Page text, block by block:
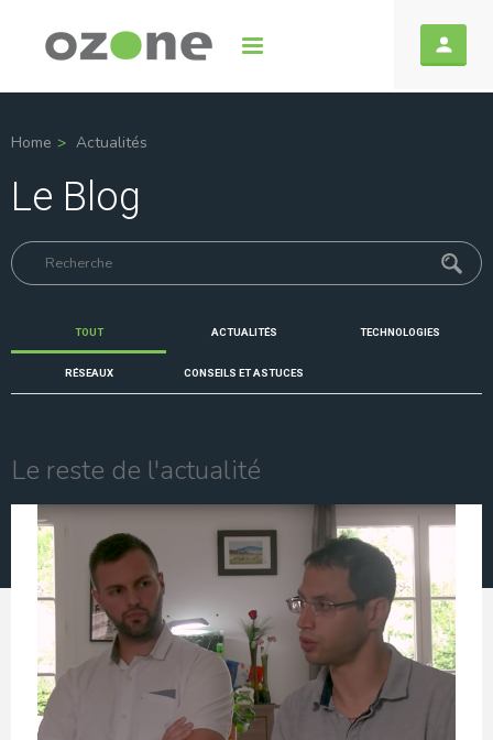
Home Actualités
Le Blog
TOUT ACTUALITÉS TECHNOLOGIES
RÉSEAUX CONSEILS ET ASTUCES
Le reste de l'actualité